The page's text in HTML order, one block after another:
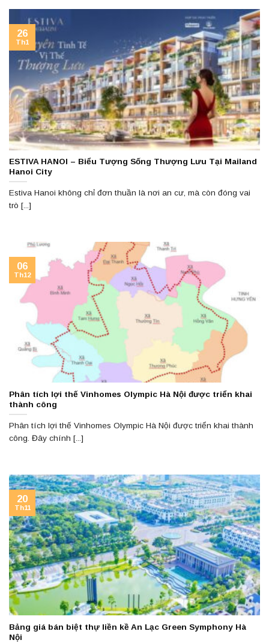
ESTIVA HANOI – Biểu Tượng Sống Thượng Lưu Tại Mailand
Hanoi City
Estiva Hanoi không chỉ đơn thuần là nơi an cư, mà còn đóng vai
trò [...]
26
Th1
Phân tích lợi thế Vinhomes Olympic Hà Nội được triển khai
thành công
Phân tích lợi thế Vinhomes Olympic Hà Nội được triển khai thành
công. Đây chính [...]
06
Th12
Bảng giá bán biệt thự liền kề An Lạc Green Symphony Hà
Nội
20
Th11